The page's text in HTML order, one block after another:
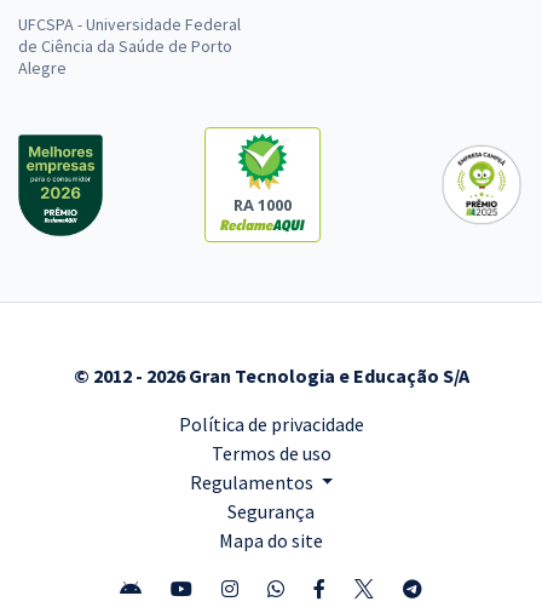
UFCSPA - Universidade Federal
de Ciência da Saúde de Porto
Alegre
RA 1000
© 2012 - 2026 Gran Tecnologia e Educação S/A
Política de privacidade
Termos de uso
Regulamentos
Segurança
Mapa do site